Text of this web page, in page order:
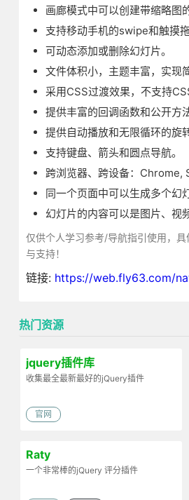
画廊模式中可以创建带缩略图
支持移动手机的swipe和触摸拖
可动态添加或删除幻灯片。
文件体积小，主题丰富，实现
采用CSS过渡效果，不支持
提供丰富的回调函数和公开方法
提供自动播放和无限循环的旋
支持键盘、箭头和圆点导航。
跨浏览器、跨设备：Chrome,
同一个页面中可以生成多个幻
幻灯片的内容可以是图片、视
仅供个人学习参考/导航指引使用，
与支持！
链接: https://web.fly63.com/
热门资源
jquery插件库
收集最全最新最好的jQuery插件
官网
Raty
一个非常棒的jQuery 评分插件